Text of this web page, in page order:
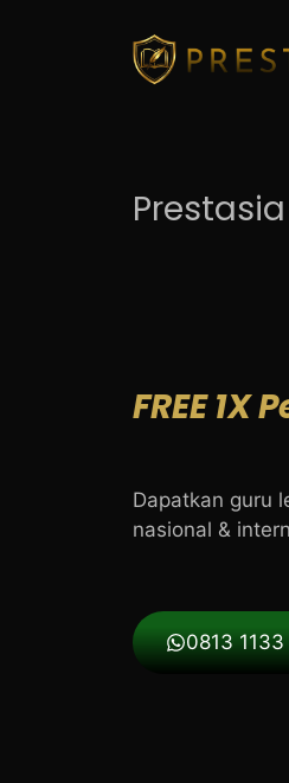
FREE 1X
Dapatkan guru
nasional &
0813